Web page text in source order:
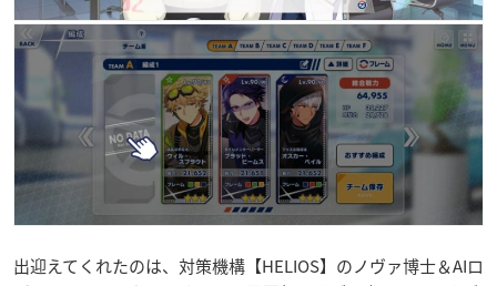
出迎えてくれたのは、対策機構【HELIOS】のノヴァ博士＆AIロ